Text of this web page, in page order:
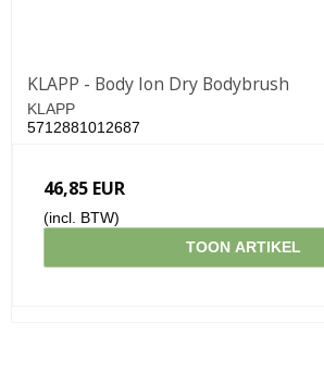
KLAPP - Body Ion Dry Bodybrush
KLAPP
5712881012687
46,85 EUR
(incl. BTW)
TOON ARTIKEL